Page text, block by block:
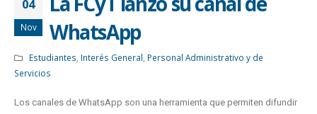
04
Nov
WhatsApp
Estudiantes Interés General Personal Administrativo y de
Servicios
Los canales de WhatsApp son una herramienta que permiten difundir